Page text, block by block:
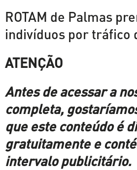
ROTAM de Palmas
indivíduos por tráfico
ATENÇÃO
Antes de acessar a
completa,
que este conteúdo é
gratuitamente e
intervalo publicitário.